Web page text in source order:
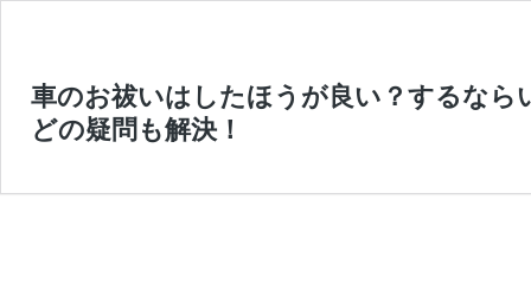
車のお祓いはしたほうが良い？するなら
どの疑問も解決！